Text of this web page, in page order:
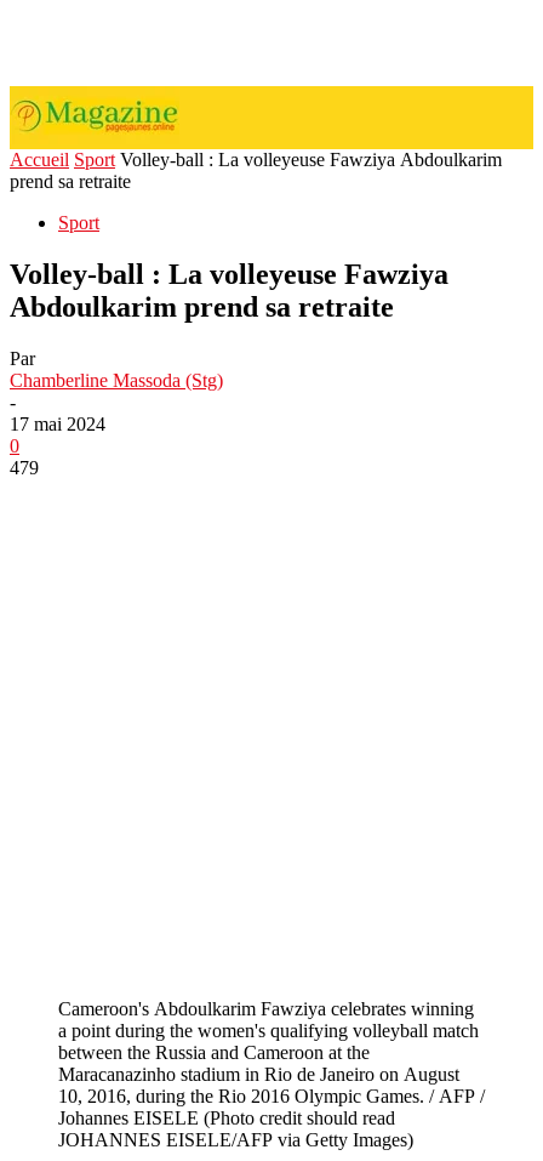
Accueil Sport Volley-ball : La volleyeuse Fawziya Abdoulkarim
prend sa retraite
Sport
Volley-ball : La volleyeuse Fawziya
Abdoulkarim prend sa retraite
Par
Chamberline Massoda (Stg)
-
17 mai 2024
0
479
Cameroon's Abdoulkarim Fawziya celebrates winning
a point during the women's qualifying volleyball match
between the Russia and Cameroon at the
Maracanazinho stadium in Rio de Janeiro on August
10, 2016, during the Rio 2016 Olympic Games. / AFP /
Johannes EISELE (Photo credit should read
JOHANNES EISELE/AFP via Getty Images)